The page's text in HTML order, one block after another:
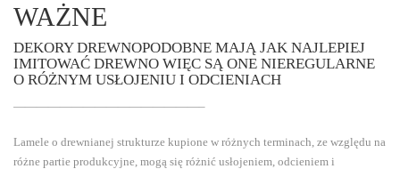
WAŻNE
DEKORY DREWNOPODOBNE MAJĄ JAK NAJLEPIEJ
IMITOWAĆ DREWNO WIĘC SĄ ONE NIEREGULARNE
O RÓŻNYM USŁOJENIU I ODCIENIACH
————————————————–
Lamele o drewnianej strukturze kupione w różnych terminach, ze względu na
różne partie produkcyjne, mogą się różnić usłojeniem, odcieniem i